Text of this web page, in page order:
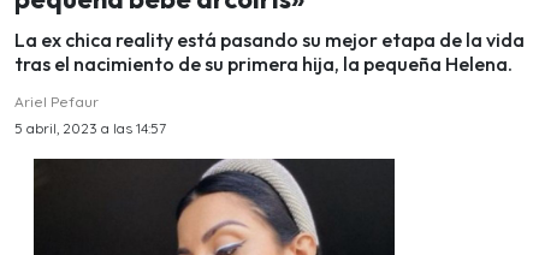
La ex chica reality está pasando su mejor etapa de la vida
tras el nacimiento de su primera hija, la pequeña Helena.
Ariel Pefaur
5 abril, 2023 a las 14:57